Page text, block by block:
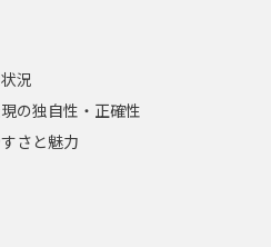
況
の独自性・正確性
さと魅力